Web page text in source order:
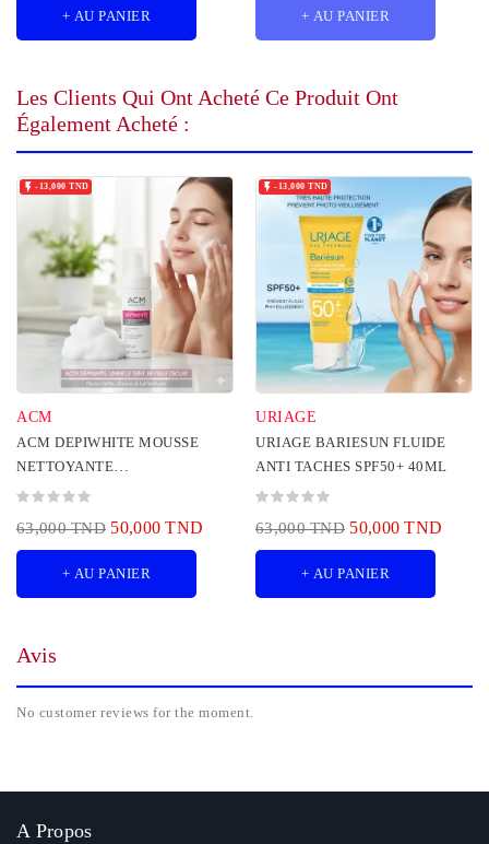
+ AU PANIER + AU PANIER
Les Clients Qui Ont Acheté Ce Produit Ont
Également Acheté :
-13,000 TND
ACM
ACM DEPIWHITE MOUSSE
NETTOYANTE
ECLAIRCISSANTE 200ML
63,000 TND 50,000 TND
+ AU PANIER
-13,000 TND
URIAGE
URIAGE BARIESUN FLUIDE
ANTI TACHES SPF50+ 40ML
63,000 TND 50,000 TND
+ AU PANIER
Avis
No customer reviews for the moment.
A Propos